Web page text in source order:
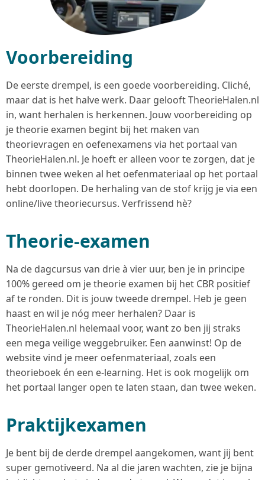
Voorbereiding
De eerste drempel, is een goede voorbereiding. Cliché,
maar dat is het halve werk. Daar gelooft TheorieHalen.nl
in, want herhalen is herkennen. Jouw voorbereiding op
je theorie examen begint bij het maken van
theorievragen en oefenexamens via het portaal van
TheorieHalen.nl. Je hoeft er alleen voor te zorgen, dat je
binnen twee weken al het oefenmateriaal op het portaal
hebt doorlopen. De herhaling van de stof krijg je via een
online/live theoriecursus. Verfrissend hè?
Theorie-examen
Na de dagcursus van drie à vier uur, ben je in principe
100% gereed om je theorie examen bij het CBR positief
af te ronden. Dit is jouw tweede drempel. Heb je geen
haast en wil je nóg meer herhalen? Daar is
TheorieHalen.nl helemaal voor, want zo ben jij straks
een mega veilige weggebruiker. Een aanwinst! Op de
website vind je meer oefenmateriaal, zoals een
theorieboek én een e-learning. Het is ook mogelijk om
het portaal langer open te laten staan, dan twee weken.
Praktijkexamen
Je bent bij de derde drempel aangekomen, want jij bent
super gemotiveerd. Na al die jaren wachten, zie je bijna